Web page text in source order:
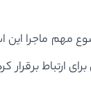
ماجرا این
برقرار